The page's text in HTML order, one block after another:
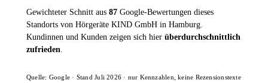
Gewichteter Schnitt aus 87 Google-Bewertungen dieses
Standorts von Hörgeräte KIND GmbH in Hamburg.
Kundinnen und Kunden zeigen sich hier überdurchschnittlich
zufrieden.
Quelle: Google · Stand Juli 2026 · nur Kennzahlen, keine Rezensionstexte